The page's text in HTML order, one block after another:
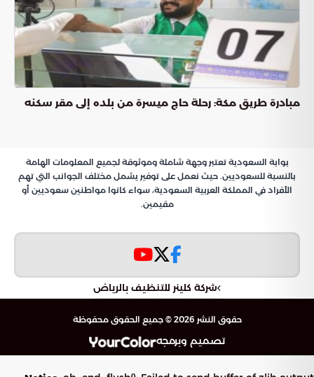
مبادرة طريق مكة: رحلة حاج ميسرة من بلده إلى مقر سكنه
بوابة السعودية تعتبر وجهة شاملة وموثوقة لجميع المعلومات الهامة
بالنسبة للسعوديين. حيث نعمل على توفير يشمل مختلف الجوانب التي تهم
الأفراد في المملكة العربية السعودية، سواء كانوا مواطنين سعوديين أو
مقيمين.
شركة كلينر للتنظيف بالرياض
حقوق النشر 2026 © جميع الحقوق محفوظة
تصميم وبرمجه